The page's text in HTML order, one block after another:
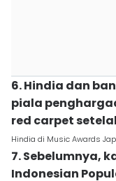
6. Hindia dan
piala
red carpet
Hindia di Music Awards
7. Sebelumnya,
Indonesian